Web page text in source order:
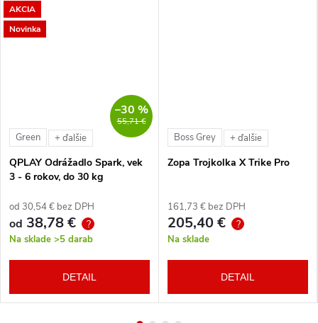
AKCIA
Novinka
55,71 €
–30 %
Green + ďalšie
QPLAY Odrážadlo Spark, vek
3 - 6 rokov, do 30 kg
od 30,54 € bez DPH
od 38,78 € ?
Na sklade >5 darab
DETAIL
Boss Grey + ďalšie
Zopa Trojkolka X Trike Pro
161,73 € bez DPH
205,40 € ?
Na sklade
DETAIL